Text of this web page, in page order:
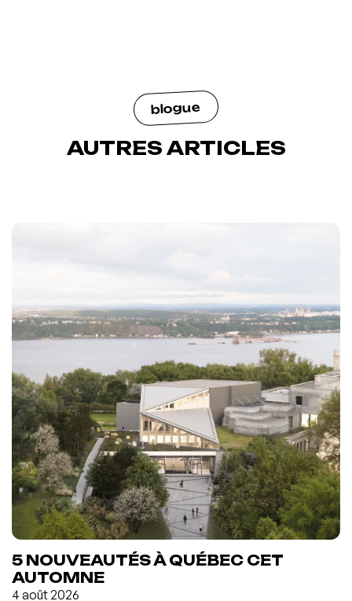
blogue
AUTRES ARTICLES
5 NOUVEAUTÉS À QUÉBEC CET
AUTOMNE
4 août 2026